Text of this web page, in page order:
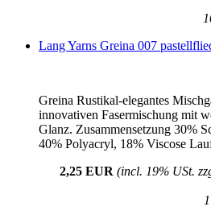
Lang Yarns Greina 007
Greina Rustikal-elegantes
innovativen Fasermischung mit
Glanz. Zusammensetzung 30%
40% Polyacryl, 18% Viscose
2,25 EUR (incl. 19% USt.